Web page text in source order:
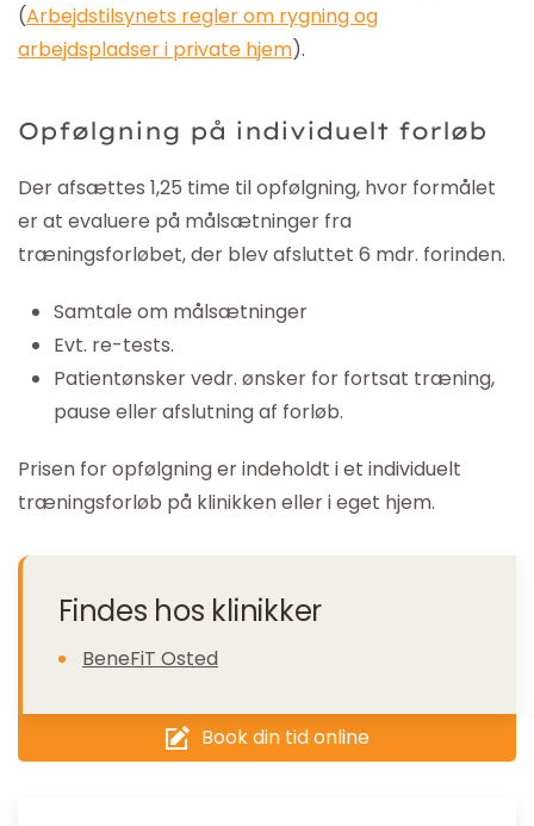
(Arbejdstilsynets regler om rygning og
arbejdspladser i private hjem).
Opfølgning på individuelt forløb
Der afsættes 1,25 time til opfølgning, hvor formålet
er at evaluere på målsætninger fra
træningsforløbet, der blev afsluttet 6 mdr. forinden.
Samtale om målsætninger
Evt. re-tests.
Patientønsker vedr. ønsker for fortsat træning,
pause eller afslutning af forløb.
Prisen for opfølgning er indeholdt i et individuelt
træningsforløb på klinikken eller i eget hjem.
Findes hos klinikker
BeneFiT Osted
Book din tid online